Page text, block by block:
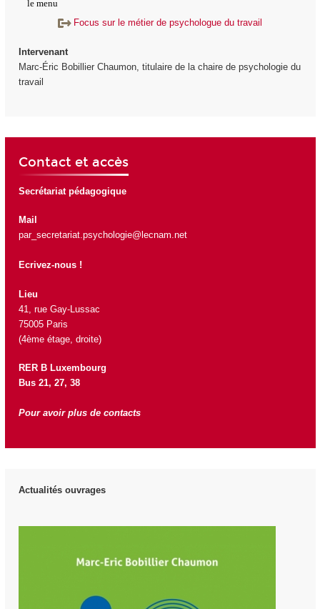
Focus sur le métier de psychologue du travail
Intervenant
Marc-Éric Bobillier Chaumon, titulaire de la chaire de psychologie du
travail
Contact et accès
Secrétariat pédagogique
Mail
par_secretariat.psychologie@lecnam.net
Ecrivez-nous !
Lieu
41, rue Gay-Lussac
75005 Paris
(4ème étage, droite)
RER B Luxembourg
Bus 21, 27, 38
Pour avoir plus de contacts
Actualités ouvrages